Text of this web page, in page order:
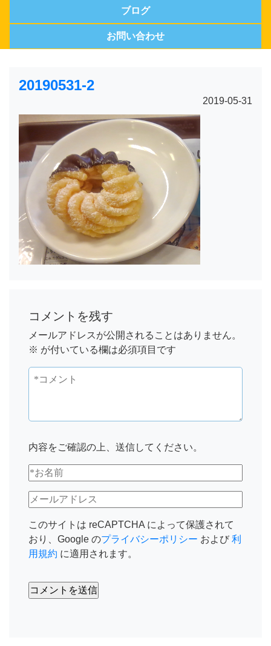
ブログ
お問い合わせ
20190531-2
2019-05-31
コメントを残す
メールアドレスが公開されることはありません。
※ が付いている欄は必須項目です
内容をご確認の上、送信してください。
このサイトは reCAPTCHA によって保護されて
おり、Google のプライバシーポリシー および 利
用規約 に適用されます。